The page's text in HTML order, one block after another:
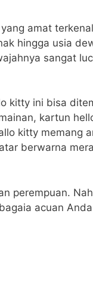
amat
hingga usia
sangat
kitty ini bisa
kartun
kitty memang
berwarna
perempuan.
acuan